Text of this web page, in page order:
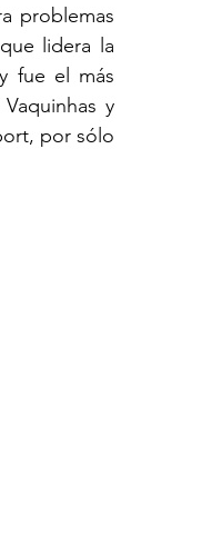
problemas
lidera la
fue el más
y
por sólo